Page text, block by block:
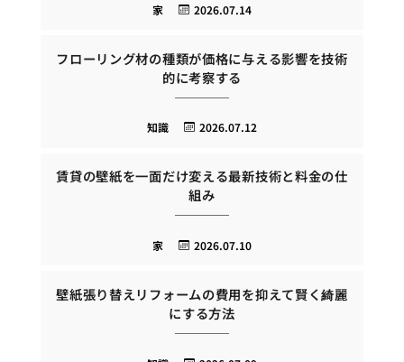
2026.07.14
家
フローリング材の種類が価格に与える影響を技術
的に考察する
2026.07.12
知識
賃貸の壁紙を一面だけ変える最新技術と料金の仕
組み
2026.07.10
家
壁紙張り替えリフォームの費用を抑えて賢く綺麗
にする方法